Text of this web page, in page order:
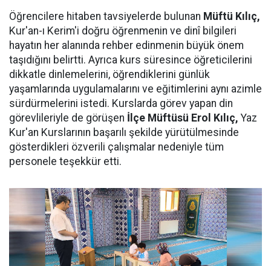
Öğrencilere hitaben tavsiyelerde bulunan Müftü Kılıç,
Kur'an-ı Kerim'i doğru öğrenmenin ve dinî bilgileri
hayatın her alanında rehber edinmenin büyük önem
taşıdığını belirtti. Ayrıca kurs süresince öğreticilerini
dikkatle dinlemelerini, öğrendiklerini günlük
yaşamlarında uygulamalarını ve eğitimlerini aynı azimle
sürdürmelerini istedi. Kurslarda görev yapan din
görevlileriyle de görüşen İlçe Müftüsü Erol Kılıç, Yaz
Kur'an Kurslarının başarılı şekilde yürütülmesinde
gösterdikleri özverili çalışmalar nedeniyle tüm
personele teşekkür etti.